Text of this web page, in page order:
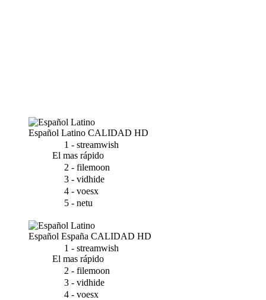
Español Latino CALIDAD HD
1 - streamwish
El mas rápido
2 - filemoon
3 - vidhide
4 - voesx
5 - netu
Español España CALIDAD HD
1 - streamwish
El mas rápido
2 - filemoon
3 - vidhide
4 - voesx